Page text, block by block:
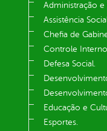
Administração e
Assistência
Chefia de
Controle
Defesa Social.
Educação e
Esportes.